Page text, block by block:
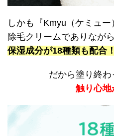
しかも『Kmyu（ケミュー
除毛クリームでありながら
保湿成分が18種類も配合
だから塗り終わ
触り心地